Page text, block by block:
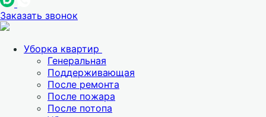
Заказать звонок
Уборка квартир
Генеральная
Поддерживающая
После ремонта
После пожара
После потопа